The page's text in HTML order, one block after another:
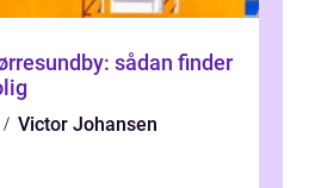
sådan finder
Victor Johansen